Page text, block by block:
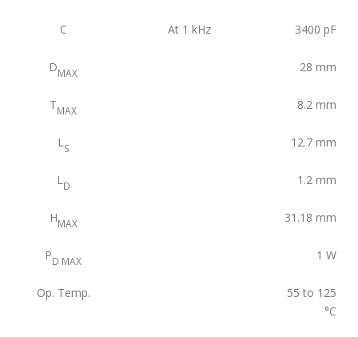
C At 1 kHz 3400 pF
DMAX 28 mm
TMAX 8.2 mm
LS 12.7 mm
LD 1.2 mm
HMAX 31.18 mm
PD MAX 1 W
Op. Temp.
55 to 125
°C